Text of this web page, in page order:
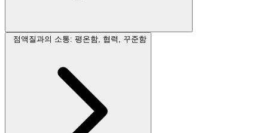
점액질과의 소통: 평온함, 협력, 꾸준함